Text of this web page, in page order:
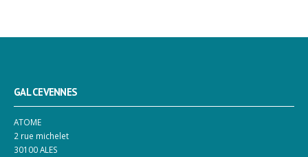
GAL CEVENNES
ATOME
2 rue michelet
30100 ALES